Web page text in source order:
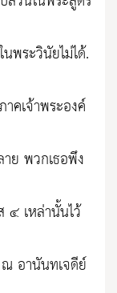
พระวินัยไม่ได้.
คเจ้าพระองค์
ย พวกเธอพึง
๔ เหล่านั้นไว้
อานันทเจดีย์